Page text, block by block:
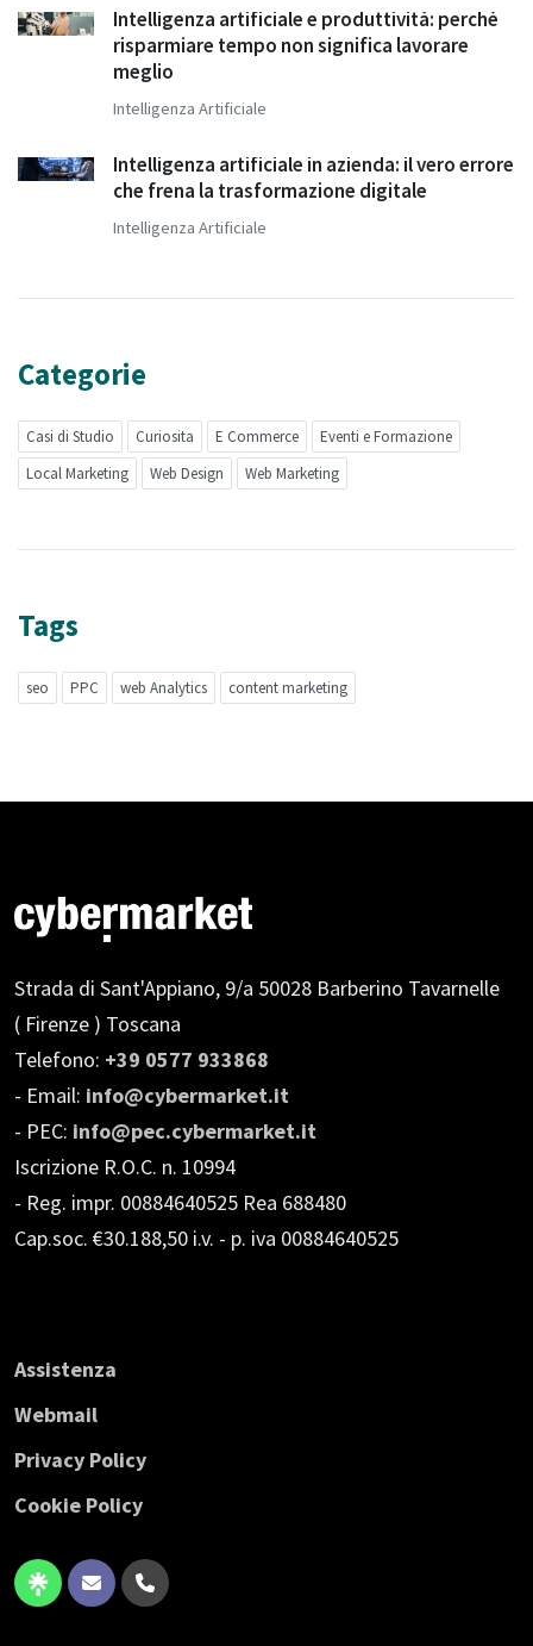
Intelligenza artificiale e produttività: perché
risparmiare tempo non significa lavorare
meglio
Intelligenza Artificiale
Intelligenza artificiale in azienda: il vero errore
che frena la trasformazione digitale
Intelligenza Artificiale
Categorie
Casi di Studio Curiosita E Commerce
Eventi e Formazione
Local Marketing
Web Design Web Marketing
Tags
seo PPC web Analytics content marketing
Strada di Sant'Appiano, 9/a 50028 Barberino Tavarnelle
( Firenze ) Toscana
Telefono: +39 0577 933868
- Email: info@cybermarket.it
- PEC: info@pec.cybermarket.it
Iscrizione R.O.C. n. 10994
- Reg. impr. 00884640525 Rea 688480
Cap.soc. €30.188,50 i.v. - p. iva 00884640525
Assistenza
Webmail
Privacy Policy
Cookie Policy